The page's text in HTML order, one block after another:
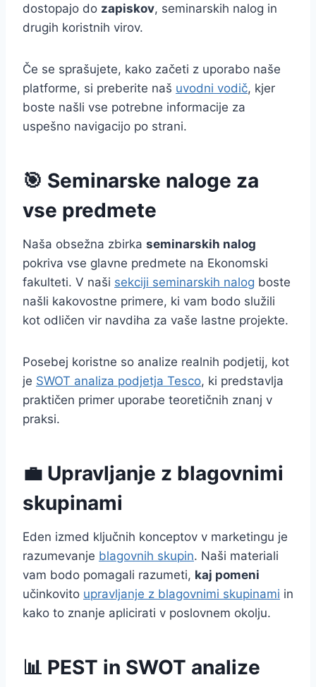
dostopajo do zapiskov, seminarskih nalog in
drugih koristnih virov.
Če se sprašujete, kako začeti z uporabo naše
platforme, si preberite naš uvodni vodič, kjer
boste našli vse potrebne informacije za
uspešno navigacijo po strani.
🎯 Seminarske naloge za
vse predmete
Naša obsežna zbirka seminarskih nalog
pokriva vse glavne predmete na Ekonomski
fakulteti. V naši sekciji seminarskih nalog boste
našli kakovostne primere, ki vam bodo služili
kot odličen vir navdiha za vaše lastne projekte.
Posebej koristne so analize realnih podjetij, kot
je SWOT analiza podjetja Tesco, ki predstavlja
praktičen primer uporabe teoretičnih znanj v
praksi.
💼 Upravljanje z blagovnimi
skupinami
Eden izmed ključnih konceptov v marketingu je
razumevanje blagovnih skupin. Naši materiali
vam bodo pomagali razumeti, kaj pomeni
učinkovito upravljanje z blagovnimi skupinami in
kako to znanje aplicirati v poslovnem okolju.
📊 PEST in SWOT analize